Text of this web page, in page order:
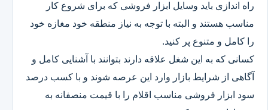
راه اندازی باید وسایل ابزار فروشی که برای شروع کار
مناسب هستند و البته با توجه به نیاز منطقه خود مغازه خود
را کامل و متنوع پر کنید.
کسانی که به این شغل علاقه دارند بتوانند با آشنایی کامل و
آگاهی از شرایط بازار وارد این عرصه شوند و با کسب درصد
سود ابزار فروشی مناسب اقلام را با قیمت منصفانه به